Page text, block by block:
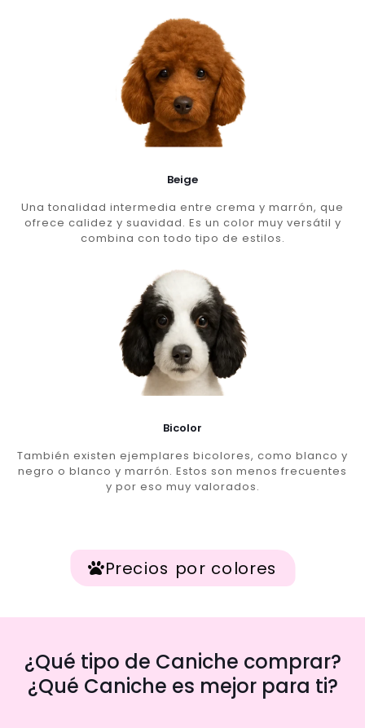
Beige
Una tonalidad intermedia entre crema y marrón, que
ofrece calidez y suavidad. Es un color muy versátil y
combina con todo tipo de estilos.
Bicolor
También existen ejemplares bicolores, como blanco y
negro o blanco y marrón. Estos son menos frecuentes
y por eso muy valorados.
Precios por colores
¿Qué tipo de Caniche comprar?
¿Qué Caniche es mejor para ti?